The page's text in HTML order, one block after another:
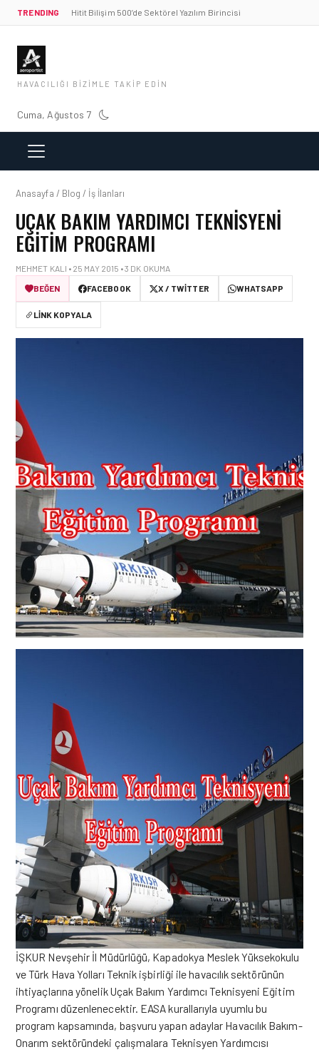
TRENDING Hitit Bilişim 500’de Sektörel Yazılım Birincisi
HAVACILIĞI BIZIMLE TAKIP EDIN
Cuma, Ağustos 7
Anasayfa / Blog / İş İlanları
UÇAK BAKIM YARDIMCI TEKNISYENI
EĞITIM PROGRAMI
MEHMET KALI • 25 MAY 2015 • 3 DK OKUMA
BEĞEN
FACEBOOK X / TWITTER WHATSAPP
LINK KOPYALA
İŞKUR Nevşehir İl Müdürlüğü, Kapadokya Meslek Yüksekokulu
ve Türk Hava Yolları Teknik işbirliği ile havacılık sektörünün
ihtiyaçlarına yönelik Uçak Bakım Yardımcı Teknisyeni Eğitim
Programı düzenlenecektir. EASA kurallarıyla uyumlu bu
program kapsamında, başvuru yapan adaylar Havacılık Bakım-
Onarım sektöründeki çalışmalara Teknisyen Yardımcısı